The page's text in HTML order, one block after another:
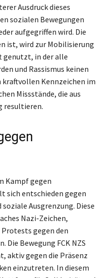
Ausdruck dieses
sozialen Bewegungen
aufgegriffen wird. Die
ist, wird zur Mobilisierung
genutzt, in der alle
und Rassismus keinen
kraftvollen Kennzeichen im
Missstände, die aus
resultieren.
Kampf gegen
sich entschieden gegen
Ausgrenzung. Diese
Nazi-Zeichen,
Protests gegen den
Die Bewegung FCK NZS
aktiv gegen die Präsenz
einzutreten. In diesem